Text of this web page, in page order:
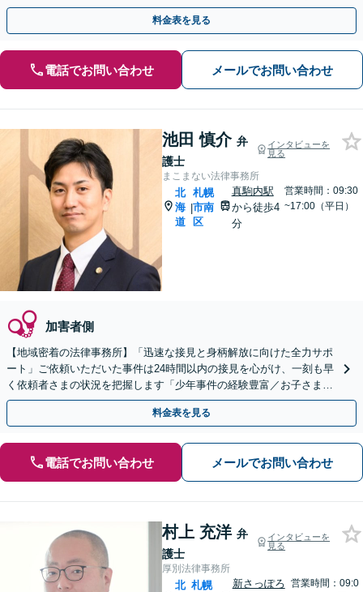
や友人が逮捕されたら、すぐにご相談ください。
料金表を見る
電話でお問い合わせ メールでお問い合わせ
池田 慎介 弁
護士
インタビューを
見る
まこまない法律事務所
北
海
道
|
札幌
市南
区
真駒内駅
から徒歩4
分
営業時間：09:30
~17:00（平日）
加害者側
【地域密着の法律事務所】「迅速な接見と身柄解放に向けた全力サポ
ート」ご依頼いただいた事件は24時間以内の接見を心がけ、一刻も早
く依頼者さまの状況を把握します「少年事件の経験豊富／お子さまの
将来に不安を感じられている親御さまもぜひご相談を」
料金表を見る
電話でお問い合わせ メールでお問い合わせ
村上 充洋 弁
護士
インタビューを
見る
厚別法律事務所
北 札幌
新さっぽろ 営業時間：09:0